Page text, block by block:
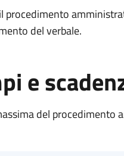
procedimento
del verbale.
e
del procedimento